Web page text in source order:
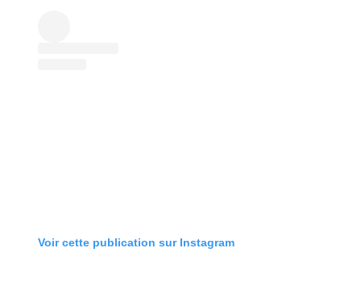
Voir cette publication sur Instagram